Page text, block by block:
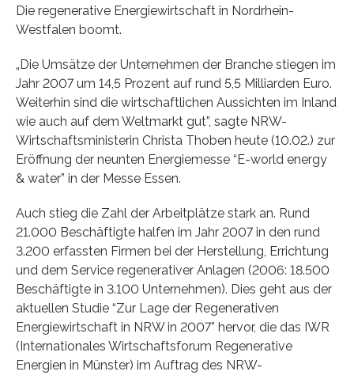
Die regenerative Energiewirtschaft in Nordrhein-
Westfalen boomt.
„Die Umsätze der Unternehmen der Branche stiegen im
Jahr 2007 um 14,5 Prozent auf rund 5,5 Milliarden Euro.
Weiterhin sind die wirtschaftlichen Aussichten im Inland
wie auch auf dem Weltmarkt gut”, sagte NRW-
Wirtschaftsministerin Christa Thoben heute (10.02.) zur
Eröffnung der neunten Energiemesse “E-world energy
& water” in der Messe Essen.
Auch stieg die Zahl der Arbeitplätze stark an. Rund
21.000 Beschäftigte halfen im Jahr 2007 in den rund
3.200 erfassten Firmen bei der Herstellung, Errichtung
und dem Service regenerativer Anlagen (2006: 18.500
Beschäftigte in 3.100 Unternehmen). Dies geht aus der
aktuellen Studie “Zur Lage der Regenerativen
Energiewirtschaft in NRW in 2007” hervor, die das IWR
(Internationales Wirtschaftsforum Regenerative
Energien in Münster) im Auftrag des NRW-